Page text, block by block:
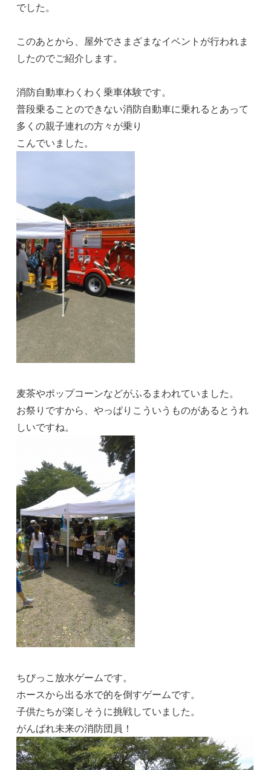
でした。
このあとから、屋外でさまざまなイベントが行われま
したのでご紹介します。
消防自動車わくわく乗車体験です。
普段乗ることのできない消防自動車に乗れるとあって
多くの親子連れの方々が乗り
こんでいました。
麦茶やポップコーンなどがふるまわれていました。
お祭りですから、やっぱりこういうものがあるとうれ
しいですね。
ちびっこ放水ゲームです。
ホースから出る水で的を倒すゲームです。
子供たちが楽しそうに挑戦していました。
がんばれ未来の消防団員！